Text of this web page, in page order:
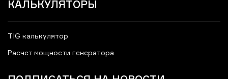
КАЛЬКУЛЯТОРЫ
TIG калькулятор
Расчет мощности генератора